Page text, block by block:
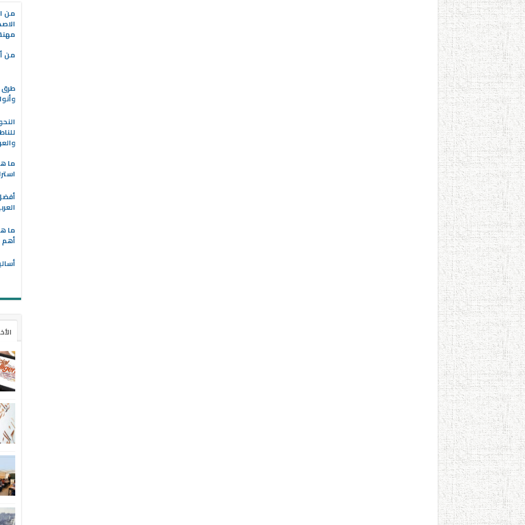
من
من
طرق
ما
ما
أهم